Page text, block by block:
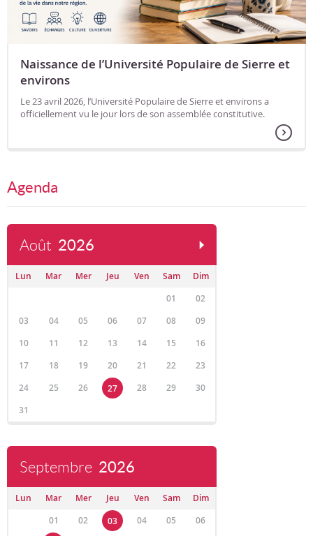
Naissance de l’Université Populaire de Sierre et
environs
Le 23 avril 2026, l’Université Populaire de Sierre et environs a
officiellement vu le jour lors de son assemblée constitutive.
Agenda
Août 2026
Lun Mar Mer Jeu Ven Sam
Dim
01
02
03
04 05 06 07 08
09
10
11 12 13 14 15
16
17
18 19 20 21 22
23
24
25 26 27 28 29
30
31
Septembre 2026
Lun Mar Mer Jeu Ven Sam
Dim
01
02 03 04 05
06